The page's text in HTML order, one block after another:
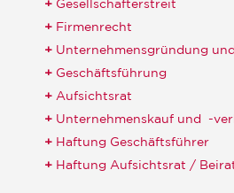
Gesellschafterstreit
Firmenrecht
Unternehmensgründung
Geschäftsführung
Aufsichtsrat
Unternehmenskauf und -
Haftung Geschäftsführer
Haftung Aufsichtsrat /